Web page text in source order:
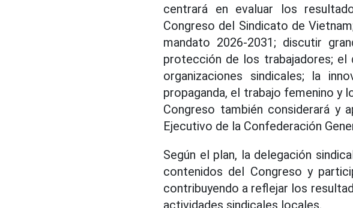
centrará en evaluar los
Congreso del Sindicato de
mandato 2026-2031; discutir
protección de los trabajadores; el
organizaciones sindicales; la
propaganda, el trabajo femenino y
Congreso también considerará y
Ejecutivo de la Confederación
Según el plan, la delegación
contenidos del Congreso y
contribuyendo a reflejar los
actividades sindicales locales.